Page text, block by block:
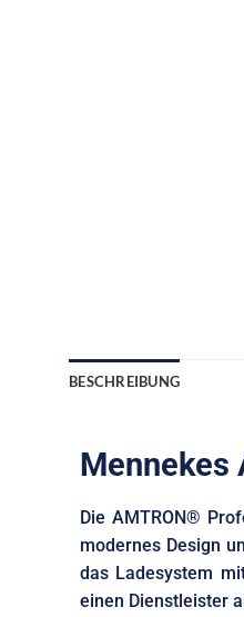
BESCHREIBUNG
Mennekes
Die AMTRON®
modernes Design
das Ladesystem
einen Dienstleister